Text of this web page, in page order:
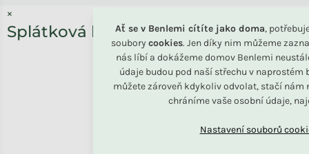
Ať se v Benlemi cítíte jako doma,
soubory cookies. Jen díky nim můžeme
nás líbí a dokážeme domov Benlemi
údaje budou pod naší střechu v naprostém
můžete zároveň kdykoliv odvolat, stačí nám
chráníme vaše osobní údaje,
×
Splátková kalkulačka ESSOX